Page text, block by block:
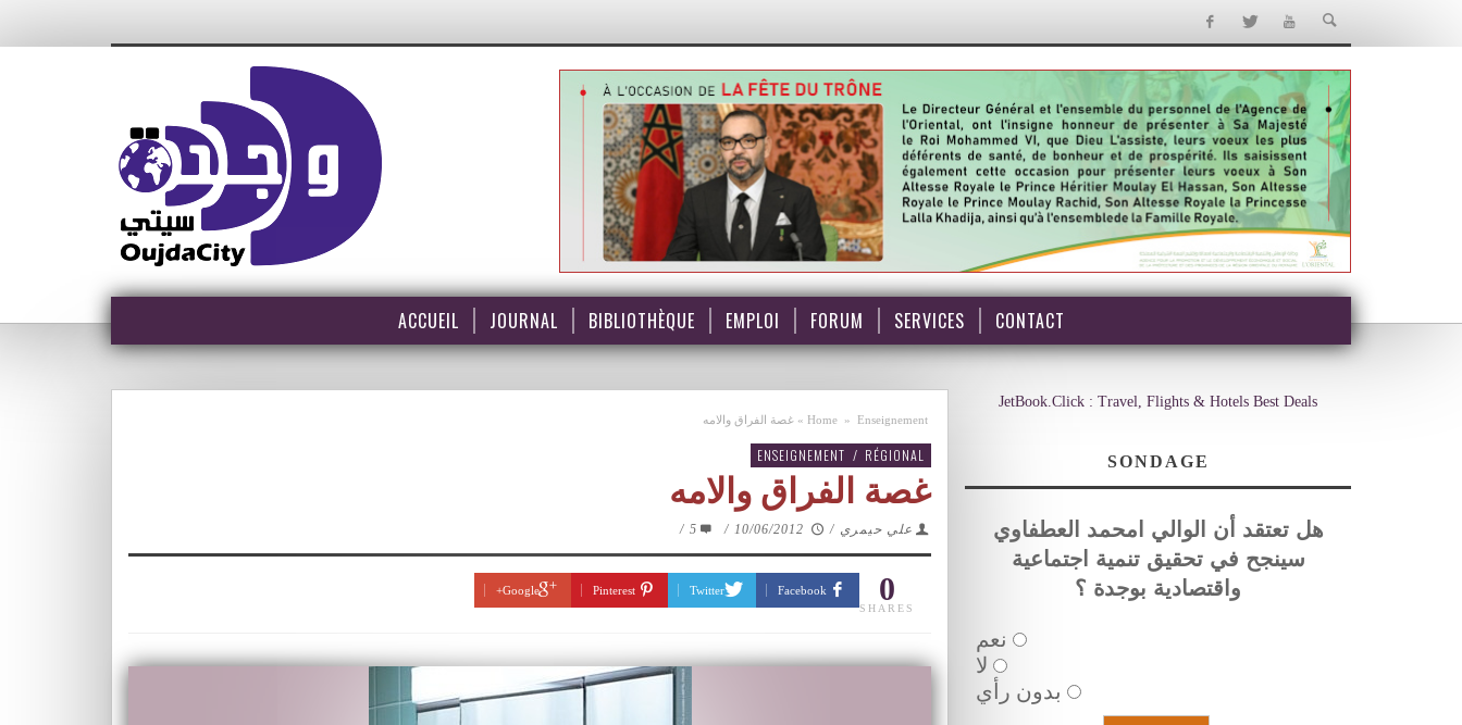
ACCUEIL JOURNAL BIBLIOTHÈQUE EMPLOI FORUM SERVICES CONTACT
Home » Enseignement
» غصة الفراق والامه
ENSEIGNEMENT / RÉGIONAL
غصة الفراق والامه
علي حيمري /
10/06/2012
/
5
/
0
SHARES
Facebook
Twitter
Pinterest
Google+
JetBook.Click : Travel, Flights & Hotels Best Deals
SONDAGE
هل تعتقد أن الوالي امحمد العطفاوي
سينجح في تحقيق تنمية اجتماعية
واقتصادية بوجدة ؟
نعم
لا
بدون رأي